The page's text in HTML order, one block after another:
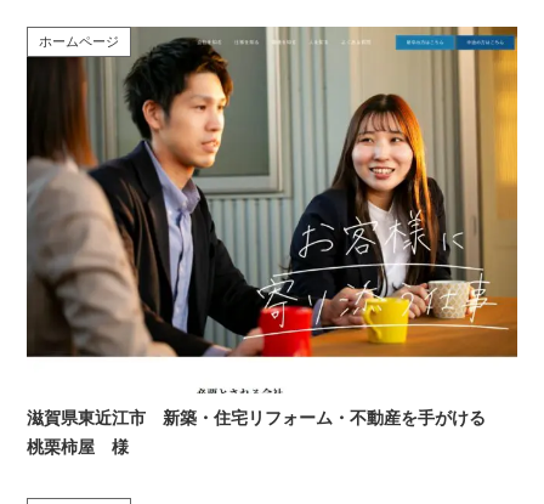
ホームページ
滋賀県東近江市 新築・住宅リフォーム・不動産を手がける
桃栗柿屋 様